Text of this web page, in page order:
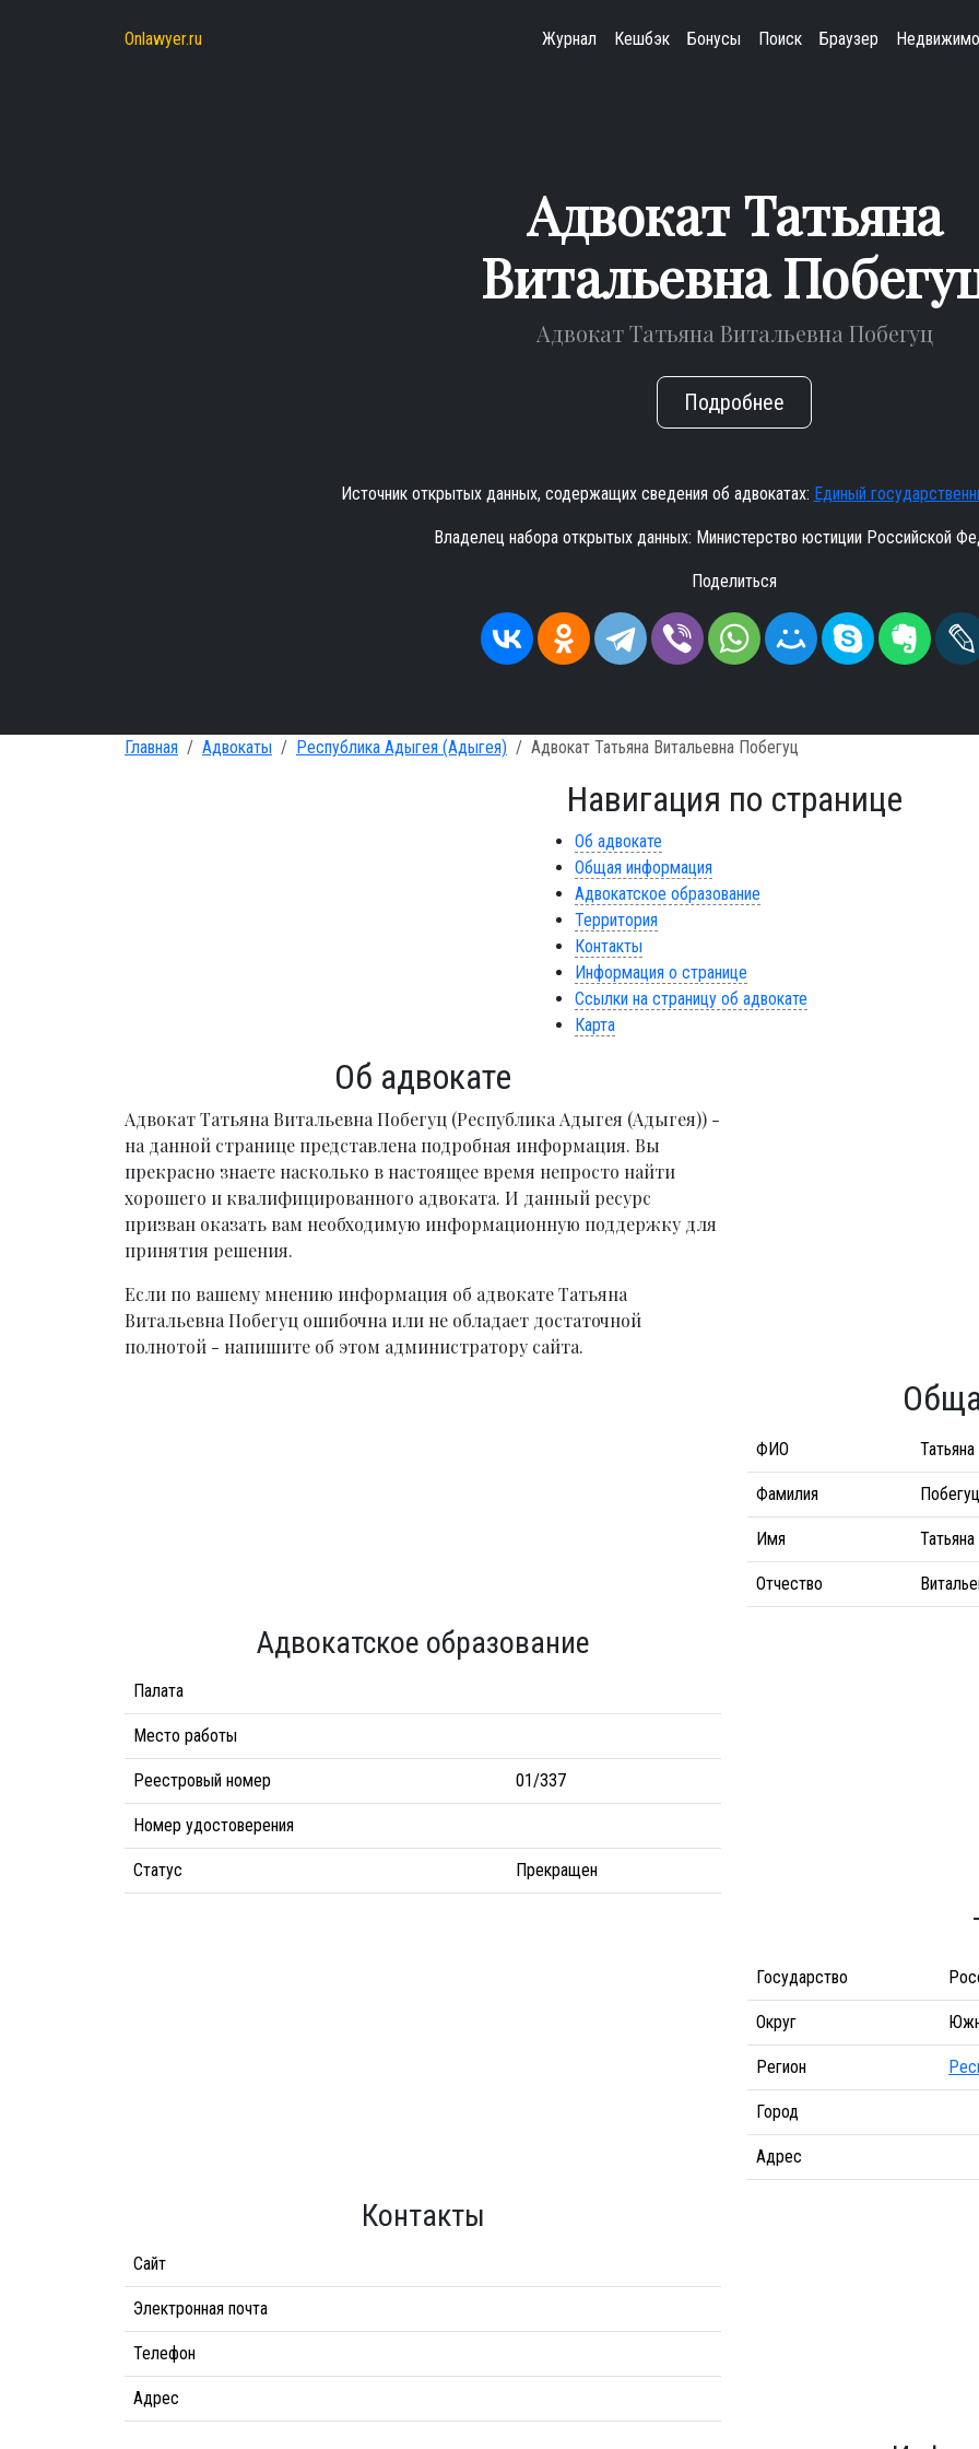
Onlawyer.ru Журнал Кешбэк Бонусы Поиск Браузер
Адвокат Татьяна
Витальевна
Адвокат Татьяна Витальевна Побегуц
Подробнее
Источник открытых данных, содержащих сведения об адвокатах: Единый
Владелец набора открытых данных: Министерство юстиции Российской
Поделиться
Главная Адвокаты Республика Адыгея (Адыгея) Адвокат Татьяна Витальевна Побегуц
Навигация по странице
Об адвокате
Общая информация
Адвокатское образование
Территория
Контакты
Информация о странице
Ссылки на страницу об адвокате
Карта
Об адвокате
Адвокат Татьяна Витальевна Побегуц (Республика Адыгея (Адыгея)) -
на данной странице представлена подробная информация. Вы
прекрасно знаете насколько в настоящее время непросто найти
хорошего и квалифицированного адвоката. И данный ресурс
призван оказать вам необходимую информационную поддержку для
принятия решения.
Если по вашему мнению информация об адвокате Татьяна
Витальевна Побегуц ошибочна или не обладает достаточной
полнотой - напишите об этом администратору сайта.
ФИО
Фамилия Побегуц
Имя Татьяна
Отчество
Адвокатское образование
Палата
Место работы
Реестровый номер 01/337
Номер удостоверения
Статус Прекращен
Государство
Округ
Регион
Город
Адрес
Контакты
Сайт
Электронная почта
Телефон
Адрес